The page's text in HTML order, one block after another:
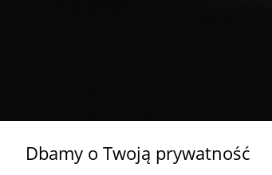
Dbamy o Twoją prywatność